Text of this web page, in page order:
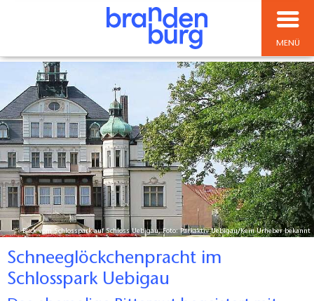
MENÜ
Blick vom Schlosspark auf Schloss Uebigau, Foto: Parkaktiv Uebigau/Kein Urheber bekannt
Schneeglöckchenpracht im
Schlosspark Uebigau